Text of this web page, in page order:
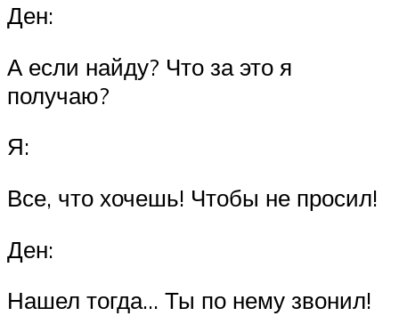
Ден:
А если найду? Что за это я
получаю?
Я:
Все, что хочешь! Чтобы не просил!
Ден:
Нашел тогда… Ты по нему звонил!